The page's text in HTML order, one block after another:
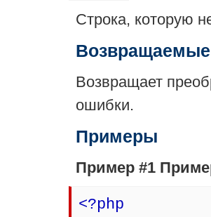
Строка, которую
Возвращаемые
Возвращает
ошибки.
Примеры
Пример #1
<?php